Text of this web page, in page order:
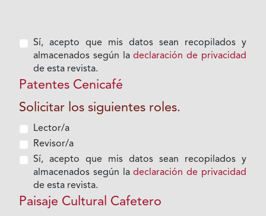
Sí, acepto que mis datos sean recopilados y
almacenados según ladeclaración de privacidad
de esta revista.
Patentes Cenicafé
Solicitar los siguientes roles.
Lector/a
Revisor/a
Sí, acepto que mis datos sean recopilados y
almacenados según ladeclaración de privacidad
de esta revista.
Paisaje Cultural Cafetero